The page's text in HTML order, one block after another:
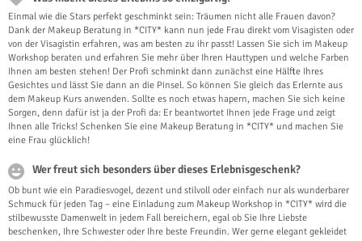
Einmal wie die Stars perfekt geschminkt sein: Träumen nicht alle Frauen davon?
Dank der Makeup Beratung in *CITY* kann nun jede Frau direkt vom Visagisten oder
von der Visagistin erfahren, was am besten zu ihr passt! Lassen Sie sich im Makeup
Workshop beraten und erfahren Sie mehr über Ihren Hauttypen und welche Farben
Ihnen am besten stehen! Der Profi schminkt dann zunächst eine Hälfte Ihres
Gesichtes und lässt Sie dann an die Pinsel. So können Sie gleich das Erlernte aus
dem Makeup Kurs anwenden. Sollte es noch etwas hapern, machen Sie sich keine
Sorgen, denn dafür ist ja der Profi da: Er beantwortet Ihnen jede Frage und zeigt
Ihnen alle Tricks! Schenken Sie eine Makeup Beratung in *CITY* und machen Sie
eine Frau glücklich!
Wer freut sich besonders über dieses Erlebnisgeschenk?
Ob bunt wie ein Paradiesvogel, dezent und stilvoll oder einfach nur als wunderbarer
Schmuck für jeden Tag – eine Einladung zum Makeup Workshop in *CITY* wird die
stilbewusste Damenwelt in jedem Fall bereichern, egal ob Sie Ihre Liebste
beschenken, Ihre Schwester oder Ihre beste Freundin. Wer gerne elegant gekleidet